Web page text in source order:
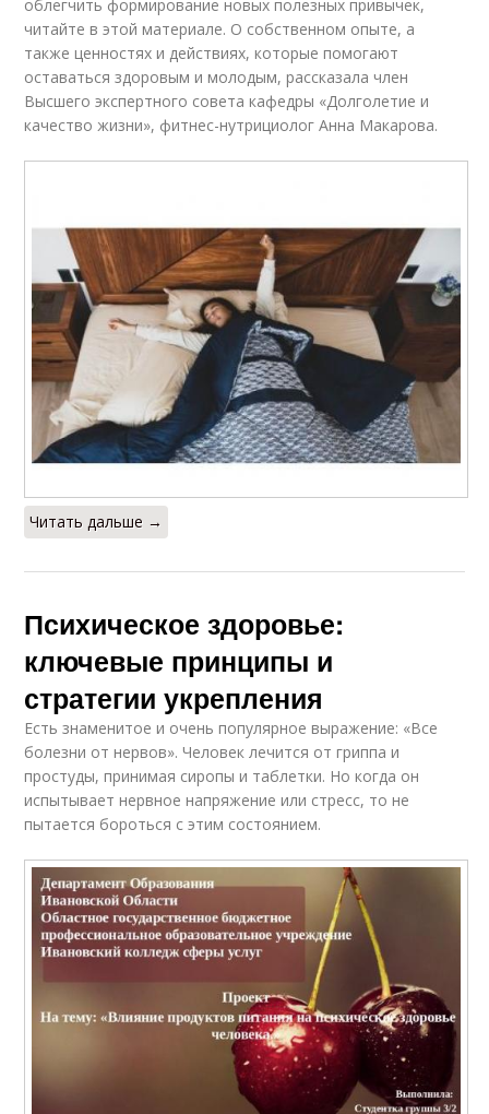
облегчить формирование новых полезных привычек,
читайте в этой материале. О собственном опыте, а
также ценностях и действиях, которые помогают
оставаться здоровым и молодым, рассказала член
Высшего экспертного совета кафедры «Долголетие и
качество жизни», фитнес-нутрициолог Анна Макарова.
Читать дальше →
Психическое здоровье:
ключевые принципы и
стратегии укрепления
Есть знаменитое и очень популярное выражение: «Все
болезни от нервов». Человек лечится от гриппа и
простуды, принимая сиропы и таблетки. Но когда он
испытывает нервное напряжение или стресс, то не
пытается бороться с этим состоянием.